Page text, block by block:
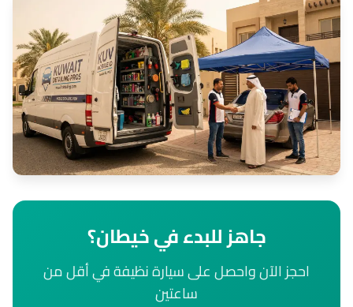
جاهز للبدء في خيطان؟
احجز الآن واحصل على سيارة نظيفة في أقل من
ساعتين